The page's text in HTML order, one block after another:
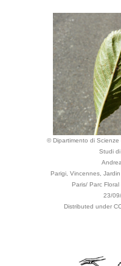
© Dipartimento di
Studi
Parigi, Vincennes,
Paris/ Parc
23/
Distributed under